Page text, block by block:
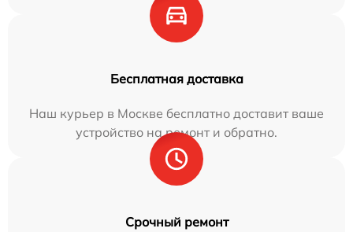
Бесплатная доставка
Наш курьер в Москве бесплатно доставит ваше
устройство на ремонт и обратно.
Срочный ремонт